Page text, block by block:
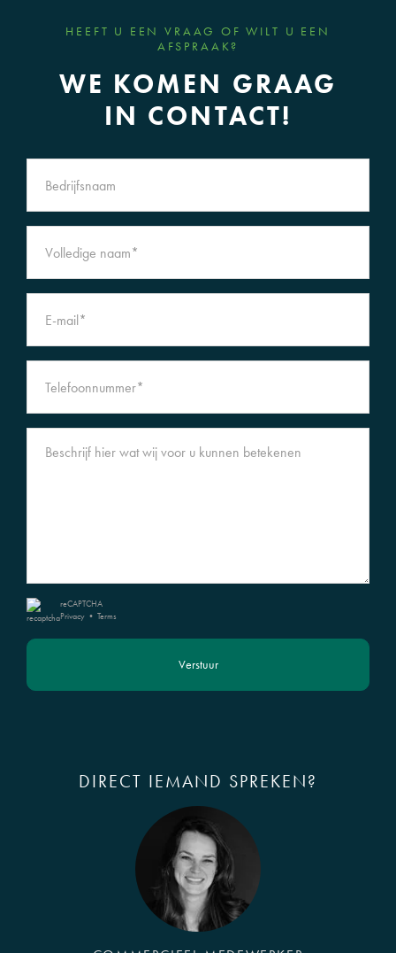
HEEFT U EEN VRAAG OF WILT U EEN
AFSPRAAK?
WE KOMEN GRAAG
IN CONTACT!
reCAPTCHA
Privacy • Terms
Verstuur
DIRECT IEMAND SPREKEN?